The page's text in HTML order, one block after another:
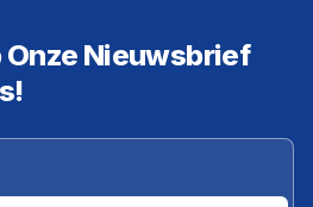
Onze Nieuwsbrief